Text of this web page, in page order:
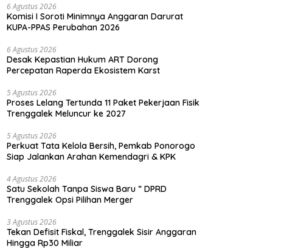
6 Agustus 2026
Komisi I Soroti Minimnya Anggaran Darurat
KUPA-PPAS Perubahan 2026
6 Agustus 2026
Desak Kepastian Hukum ART Dorong
Percepatan Raperda Ekosistem Karst
5 Agustus 2026
Proses Lelang Tertunda 11 Paket Pekerjaan Fisik
Trenggalek Meluncur ke 2027
5 Agustus 2026
Perkuat Tata Kelola Bersih, Pemkab Ponorogo
Siap Jalankan Arahan Kemendagri & KPK
4 Agustus 2026
Satu Sekolah Tanpa Siswa Baru ” DPRD
Trenggalek Opsi Pilihan Merger
3 Agustus 2026
Tekan Defisit Fiskal, Trenggalek Sisir Anggaran
Hingga Rp30 Miliar